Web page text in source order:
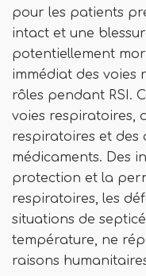
pour les patients
intact et une
potentiellement
immédiat des voies
rôles pendant RSI.
voies respiratoires,
respiratoires et des
médicaments. Des
protection et la
respiratoires, les
situations de
température, ne
raisons